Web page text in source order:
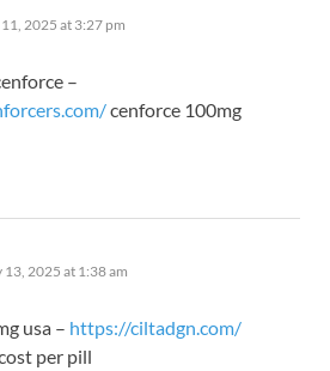
2025 at 3:27 pm
–
cenforce 100mg
13, 2025 at 1:38 am
usa – https://ciltadgn.com/
per pill